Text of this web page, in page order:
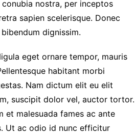
nostra, per inceptos
sapien scelerisque. Donec
dignissim.
eget ornare tempor, mauris
habitant morbi
Nam dictum elit eu elit
suscipit dolor vel, auctor tortor.
et malesuada fames ac ante
Ut ac odio id nunc efficitur